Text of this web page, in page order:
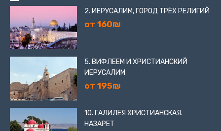
2. ИЕРУСАЛИМ, ГОРОД ТРЁХ РЕЛИГИЙ
от 160₪
5. ВИФЛЕЕМ И ХРИСТИАНСКИЙ
ИЕРУСАЛИМ
от 195₪
10. ГАЛИЛЕЯ ХРИСТИАНСКАЯ.
НАЗАРЕТ